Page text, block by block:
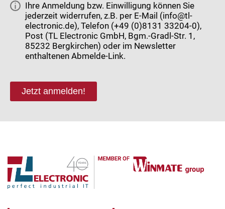
Ihre Anmeldung bzw. Einwilligung können Sie
jederzeit widerrufen, z.B. per E-Mail (info@tl-
electronic.de), Telefon (+49 (0)8131 33204-0),
Post (TL Electronic GmbH, Bgm.-Gradl-Str. 1,
85232 Bergkirchen) oder im Newsletter
enthaltenen Abmelde-Link.
Jetzt anmelden!